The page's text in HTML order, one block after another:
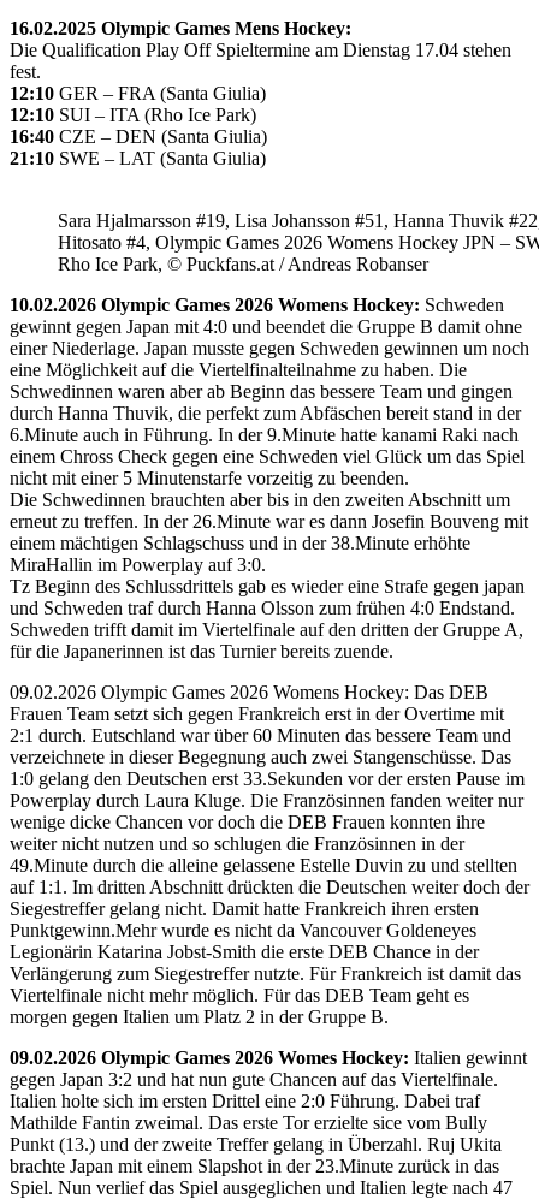
16.02.2025 Olympic Games Mens Hockey:
Die Qualification Play Off Spieltermine am Dienstag 17.04 stehen
fest.
12:10 GER – FRA (Santa Giulia)
12:10 SUI – ITA (Rho Ice Park)
16:40 CZE – DEN (Santa Giulia)
21:10 SWE – LAT (Santa Giulia)
Sara Hjalmarsson #19, Lisa Johansson #51, Hanna Thuvik
Hitosato #4, Olympic Games 2026 Womens Hockey JPN –
Rho Ice Park, © Puckfans.at / Andreas Robanser
10.02.2026 Olympic Games 2026 Womens Hockey: Schweden
gewinnt gegen Japan mit 4:0 und beendet die Gruppe B damit ohne
einer Niederlage. Japan musste gegen Schweden gewinnen um noch
eine Möglichkeit auf die Viertelfinalteilnahme zu haben. Die
Schwedinnen waren aber ab Beginn das bessere Team und gingen
durch Hanna Thuvik, die perfekt zum Abfäschen bereit stand in der
6.Minute auch in Führung. In der 9.Minute hatte kanami Raki nach
einem Chross Check gegen eine Schweden viel Glück um das Spiel
nicht mit einer 5 Minutenstarfe vorzeitig zu beenden.
Die Schwedinnen brauchten aber bis in den zweiten Abschnitt um
erneut zu treffen. In der 26.Minute war es dann Josefin Bouveng mit
einem mächtigen Schlagschuss und in der 38.Minute erhöhte
MiraHallin im Powerplay auf 3:0.
Tz Beginn des Schlussdrittels gab es wieder eine Strafe gegen japan
und Schweden traf durch Hanna Olsson zum frühen 4:0 Endstand.
Schweden trifft damit im Viertelfinale auf den dritten der Gruppe A,
für die Japanerinnen ist das Turnier bereits zuende.
09.02.2026 Olympic Games 2026 Womens Hockey: Das DEB
Frauen Team setzt sich gegen Frankreich erst in der Overtime mit
2:1 durch. Eutschland war über 60 Minuten das bessere Team und
verzeichnete in dieser Begegnung auch zwei Stangenschüsse. Das
1:0 gelang den Deutschen erst 33.Sekunden vor der ersten Pause im
Powerplay durch Laura Kluge. Die Französinnen fanden weiter nur
wenige dicke Chancen vor doch die DEB Frauen konnten ihre
weiter nicht nutzen und so schlugen die Französinnen in der
49.Minute durch die alleine gelassene Estelle Duvin zu und stellten
auf 1:1. Im dritten Abschnitt drückten die Deutschen weiter doch der
Siegestreffer gelang nicht. Damit hatte Frankreich ihren ersten
Punktgewinn.Mehr wurde es nicht da Vancouver Goldeneyes
Legionärin Katarina Jobst-Smith die erste DEB Chance in der
Verlängerung zum Siegestreffer nutzte. Für Frankreich ist damit das
Viertelfinale nicht mehr möglich. Für das DEB Team geht es
morgen gegen Italien um Platz 2 in der Gruppe B.
09.02.2026 Olympic Games 2026 Womes Hockey: Italien gewinnt
gegen Japan 3:2 und hat nun gute Chancen auf das Viertelfinale.
Italien holte sich im ersten Drittel eine 2:0 Führung. Dabei traf
Mathilde Fantin zweimal. Das erste Tor erzielte sice vom Bully
Punkt (13.) und der zweite Treffer gelang in Überzahl. Ruj Ukita
brachte Japan mit einem Slapshot in der 23.Minute zurück in das
Spiel. Nun verlief das Spiel ausgeglichen und Italien legte nach 47